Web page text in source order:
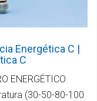
Energética C |
C
ENERGÉTICO
(30-50-80-100